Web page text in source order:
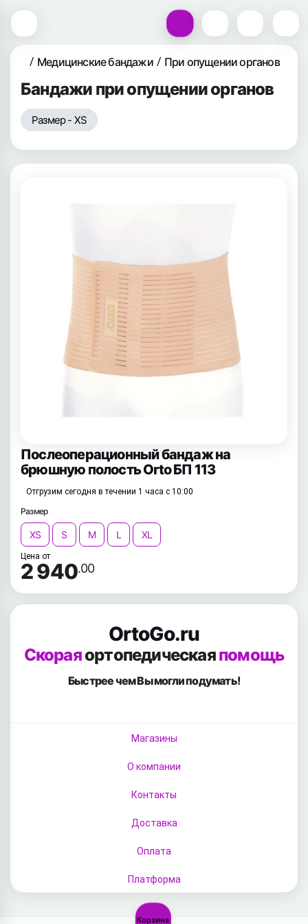
Корзина
Медицинские бандажи При опущении органов
Бандажи при опущении органов
Размер - XS
Послеоперационный бандаж на
брюшную полость Orto БП 113
Отгрузим сегодня в течении 1 часа с 10:00
Размер
XS S M L XL
Цена от
2 940.00
OrtoGo.ru
Скораяортопедическаяпомощь
Быстрее чем Вымогли подумать!
Магазины
О компании
Контакты
Доставка
Оплата
Платформа